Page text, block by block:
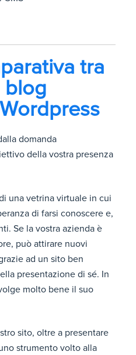
tra
blog
domanda
della vostra presenza
una vetrina virtuale in cui
di farsi conoscere e,
Se la vostra azienda è
può attirare nuovi
ad un sito ben
presentazione di sé. In
molto bene il suo
sito, oltre a presentare
strumento volto alla